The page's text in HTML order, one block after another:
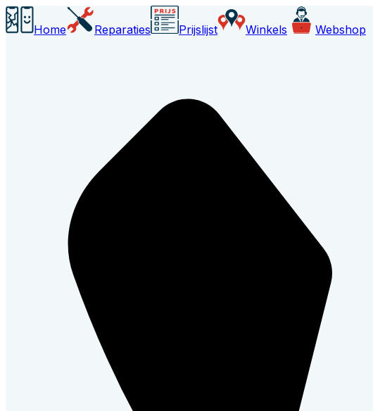
Home Reparaties Prijslijst Winkels Webshop